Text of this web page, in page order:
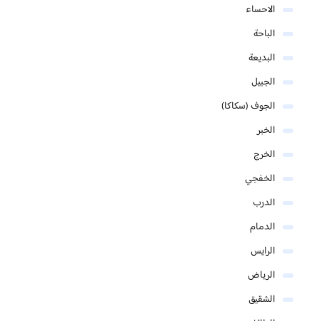
الاحساء
الباحة
البديعة
الجبيل
الجوف (سكاكا)
الخبر
الخرج
الخفجي
الدرب
الدمام
الرايس
الرياض
الشقيق